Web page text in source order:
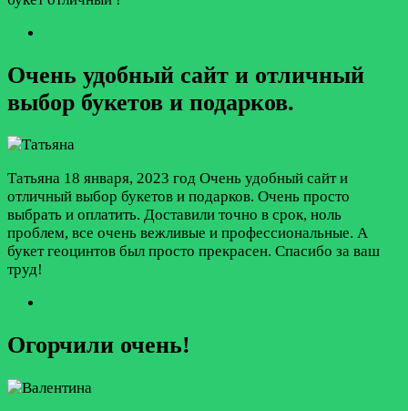
Очень удобный сайт и отличный
выбор букетов и подарков.
Татьяна 18 января, 2023 год Очень удобный сайт и
отличный выбор букетов и подарков. Очень просто
выбрать и оплатить. Доставили точно в срок, ноль
проблем, все очень вежливые и профессиональные. А
букет геоцинтов был просто прекрасен. Спасибо за ваш
труд!
Огорчили очень!